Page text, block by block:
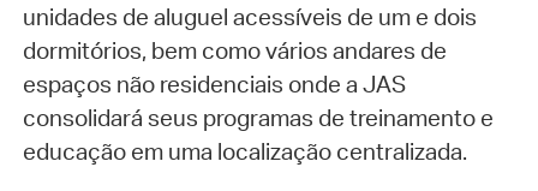
unidades de aluguel acessíveis de um e dois
dormitórios, bem como vários andares de
espaços não residenciais onde a JAS
consolidará seus programas de treinamento e
educação em uma localização centralizada.